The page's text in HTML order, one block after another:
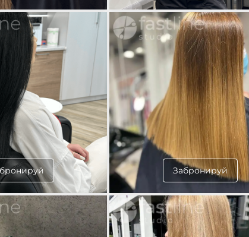
Забронируй